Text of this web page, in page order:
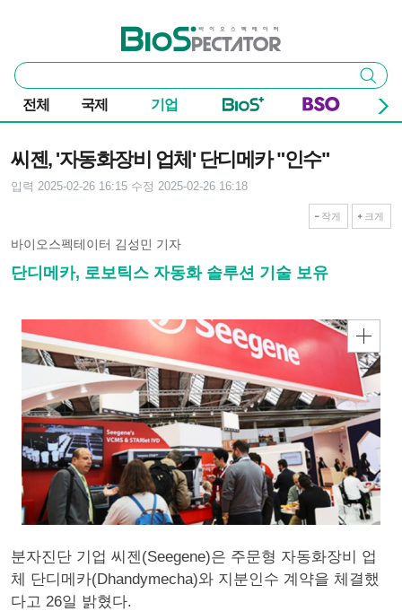
바이오스펙테이터
통
합
검
색
검색
전체 국제 기업
씨젠, '자동화장비 업체' 단디메카 "인수"
입력 2025-02-26 16:15 수정 2025-02-26 16:18
작게 크게
바이오스펙테이터 김성민 기자
단디메카, 로보틱스 자동화 솔루션 기술 보유
분자진단 기업 씨젠(Seegene)은 주문형 자동화장비 업
체 단디메카(Dhandymecha)와 지분인수 계약을 체결했
다고 26일 밝혔다.